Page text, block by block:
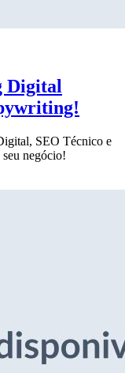
Digital
SEO Técnico e
negócio!